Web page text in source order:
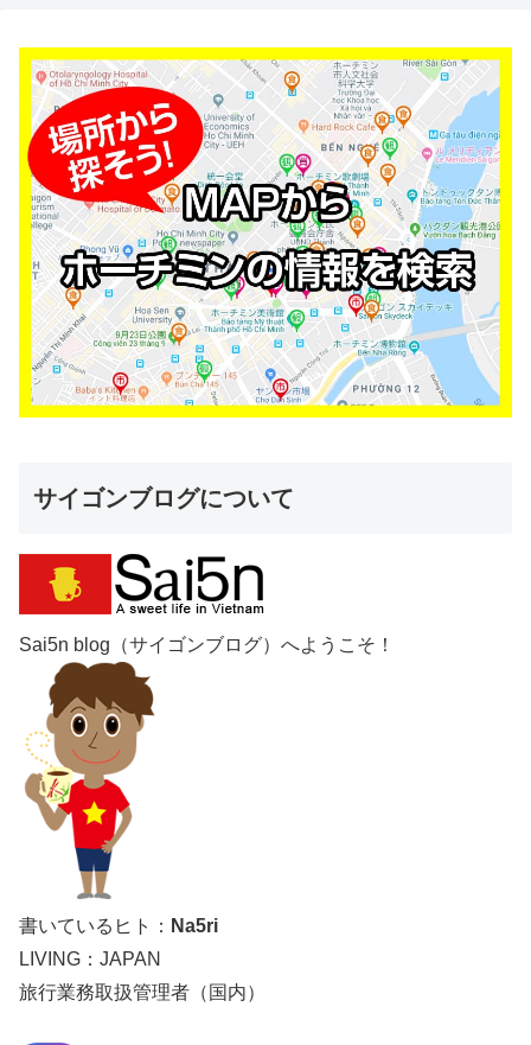
サイゴンブログについて
Sai5n blog（サイゴンブログ）へようこそ！
書いているヒト： Na5ri
LIVING：JAPAN
旅行業務取扱管理者（国内）